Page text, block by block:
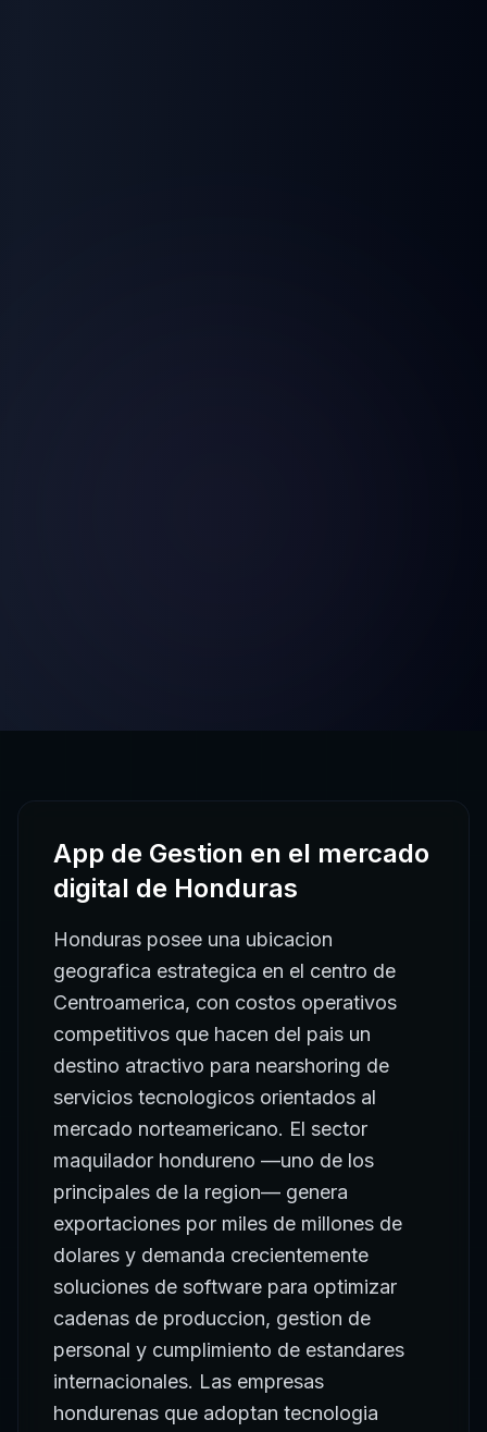
App de Gestion en el mercado
digital de Honduras
Honduras posee una ubicacion
geografica estrategica en el centro de
Centroamerica, con costos operativos
competitivos que hacen del pais un
destino atractivo para nearshoring de
servicios tecnologicos orientados al
mercado norteamericano. El sector
maquilador hondureno —uno de los
principales de la region— genera
exportaciones por miles de millones de
dolares y demanda crecientemente
soluciones de software para optimizar
cadenas de produccion, gestion de
personal y cumplimiento de estandares
internacionales. Las empresas
hondurenas que adoptan tecnologia